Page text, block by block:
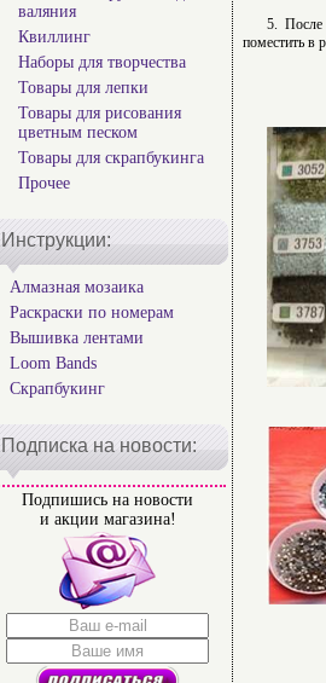
валяния
Квиллинг
Наборы для творчества
Товары для лепки
Товары для рисования
цветным песком
Товары для скрапбукинга
Прочее
Инструкции:
Алмазная мозаика
Раскраски по номерам
Вышивка лентами
Loom Bands
Скрапбукинг
Подписка на новости:
Подпишись на новости
и акции магазина!
5. После
поместить в